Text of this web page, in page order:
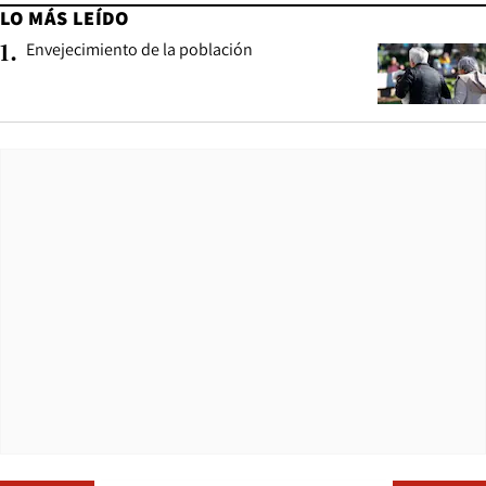
LO MÁS LEÍDO
1. Envejecimiento de la población